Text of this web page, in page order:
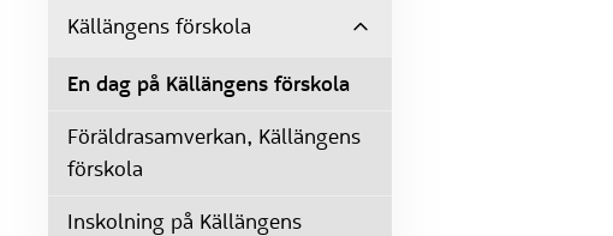
Källängens förskola
En dag på Källängens förskola
Föräldrasamverkan, Källängens
förskola
Inskolning på Källängens